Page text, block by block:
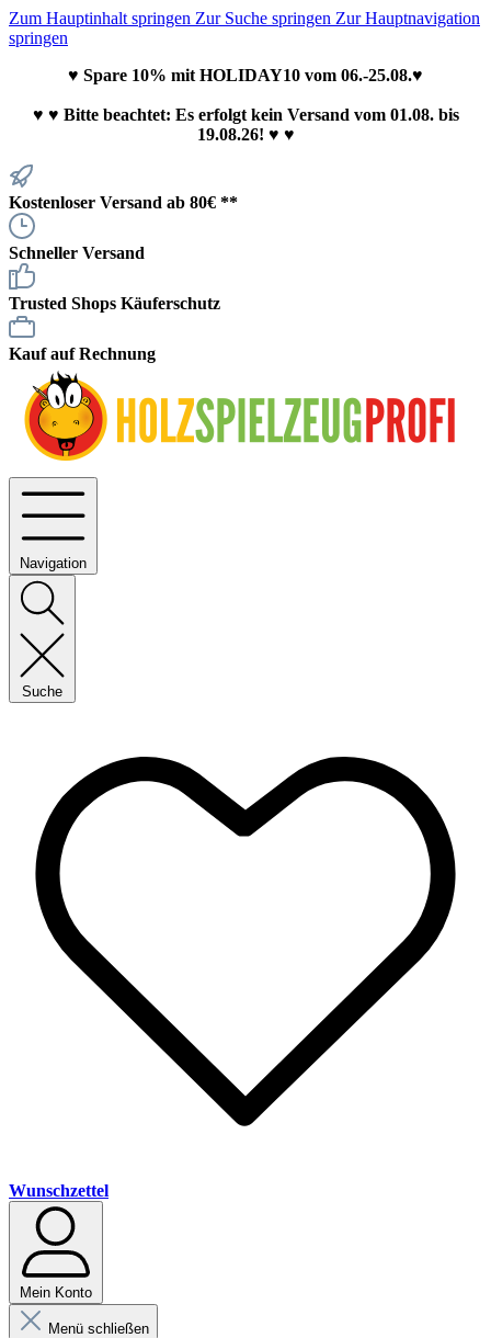
Zum Hauptinhalt springen Zur Suche springen Zur Hauptnavigation
springen
♥ Spare 10% mit HOLIDAY10 vom 06.-25.08.♥
♥ ♥ Bitte beachtet: Es erfolgt kein Versand vom 01.08. bis
19.08.26! ♥ ♥
Kostenloser Versand ab 80€ **
Schneller Versand
Trusted Shops Käuferschutz
Kauf auf Rechnung
Navigation
Suche
Wunschzettel
Mein Konto
Menü schließen